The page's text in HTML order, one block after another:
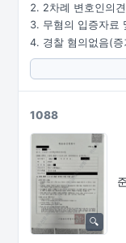
2차례 변호인의
무혐의 입증자료
경찰 혐의없음(
1088